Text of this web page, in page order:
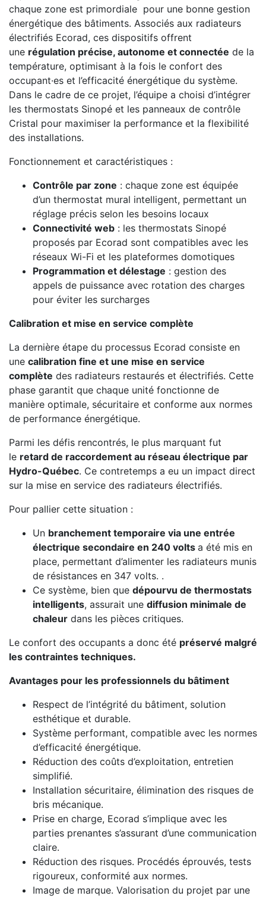
chaque zone est primordiale pour une bonne gestion
énergétique des bâtiments. Associés aux radiateurs
électrifiés Ecorad, ces dispositifs offrent
une régulation précise, autonome et connectée de la
température, optimisant à la fois le confort des
occupant·es et l’efficacité énergétique du système.
Dans le cadre de ce projet, l’équipe a choisi d’intégrer
les thermostats Sinopé et les panneaux de contrôle
Cristal pour maximiser la performance et la flexibilité
des installations.
Fonctionnement et caractéristiques :
Contrôle par zone : chaque zone est équipée
d’un thermostat mural intelligent, permettant un
réglage précis selon les besoins locaux
Connectivité web : les thermostats Sinopé
proposés par Ecorad sont compatibles avec les
réseaux Wi-Fi et les plateformes domotiques
Programmation et délestage : gestion des
appels de puissance avec rotation des charges
pour éviter les surcharges
Calibration et mise en service complète
La dernière étape du processus Ecorad consiste en
une calibration fine et une mise en service
complète des radiateurs restaurés et électrifiés. Cette
phase garantit que chaque unité fonctionne de
manière optimale, sécuritaire et conforme aux normes
de performance énergétique.
Parmi les défis rencontrés, le plus marquant fut
le retard de raccordement au réseau électrique par
Hydro-Québec. Ce contretemps a eu un impact direct
sur la mise en service des radiateurs électrifiés.
Pour pallier cette situation :
Un branchement temporaire via une entrée
électrique secondaire en 240 volts a été mis en
place, permettant d’alimenter les radiateurs munis
de résistances en 347 volts. .
Ce système, bien que dépourvu de thermostats
intelligents, assurait une diffusion minimale de
chaleur dans les pièces critiques.
Le confort des occupants a donc été préservé malgré
les contraintes techniques.
Avantages pour les professionnels du bâtiment
Respect de l’intégrité du bâtiment, solution
esthétique et durable.
Système performant, compatible avec les normes
d’efficacité énergétique.
Réduction des coûts d’exploitation, entretien
simplifié.
Installation sécuritaire, élimination des risques de
bris mécanique.
Prise en charge, Ecorad s’implique avec les
parties prenantes s’assurant d’une communication
claire.
Réduction des risques. Procédés éprouvés, tests
rigoureux, conformité aux normes.
Image de marque. Valorisation du projet par une